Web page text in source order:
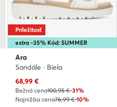
extra -35% Kód: SUMMER
Príležitosť
Ara
Sandále · Biela
Aktuálna cena
68,99 €
Bežná cena100,95 €-31%
Najnižšia cena76,99 €-10%